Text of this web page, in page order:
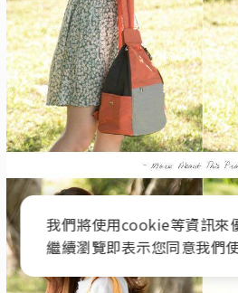
我們將使用cookie等資訊來
繼續瀏覽即表示您同意我們